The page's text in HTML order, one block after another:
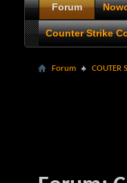
Forum
Counter Strike
Forum COUTER